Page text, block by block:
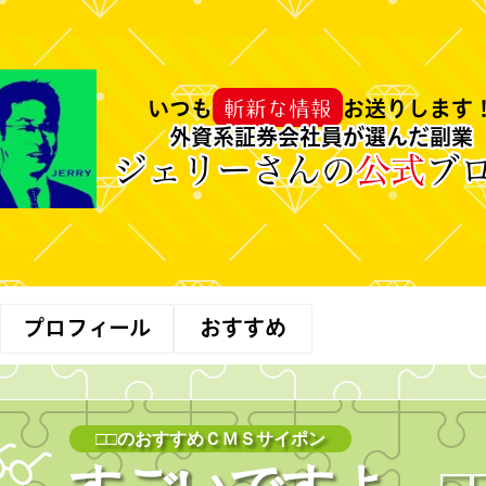
いつも 斬新な情報 お送りします
外資系証券会社員が選んだ副業
ジェリーさんの公式ブ
プロフィール おすすめ
□□のおすすめＣＭＳサイポン